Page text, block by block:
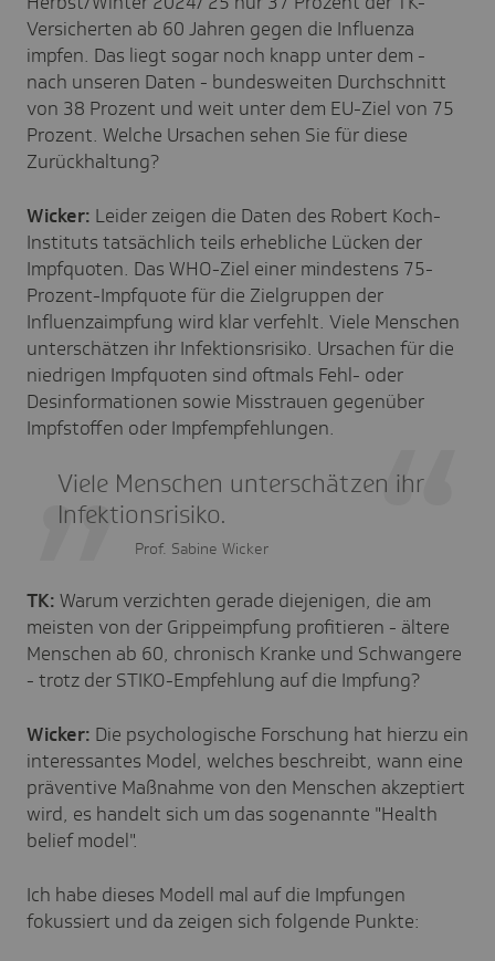
Versicherten ab 60 Jahren gegen die Influenza
impfen. Das liegt sogar noch knapp unter dem -
nach unseren Daten - bundesweiten Durchschnitt
von 38 Prozent und weit unter dem EU-Ziel von 75
Prozent. Welche Ursachen sehen Sie für diese
Zurückhaltung?
Wicker: Leider zeigen die Daten des Robert Koch-
Instituts tatsächlich teils erhebliche Lücken der
Impfquoten. Das WHO-Ziel einer mindestens 75-
Prozent-Impfquote für die Zielgruppen der
Influenzaimpfung wird klar verfehlt. Viele Menschen
unterschätzen ihr Infektionsrisiko. Ursachen für die
niedrigen Impfquoten sind oftmals Fehl- oder
Desinformationen sowie Misstrauen gegenüber
Impfstoffen oder Impfempfehlungen.
Viele Menschen unterschätzen ihr
Infektionsrisiko.
Prof. Sabine Wicker
TK: Warum verzichten gerade diejenigen, die am
meisten von der Grippeimpfung profitieren - ältere
Menschen ab 60, chronisch Kranke und Schwangere
- trotz der STIKO-Empfehlung auf die Impfung?
Wicker: Die psychologische Forschung hat hierzu ein
interessantes Model, welches beschreibt, wann eine
präventive Maßnahme von den Menschen akzeptiert
wird, es handelt sich um das sogenannte "Health
belief model".
Ich habe dieses Modell mal auf die Impfungen
fokussiert und da zeigen sich folgende Punkte: